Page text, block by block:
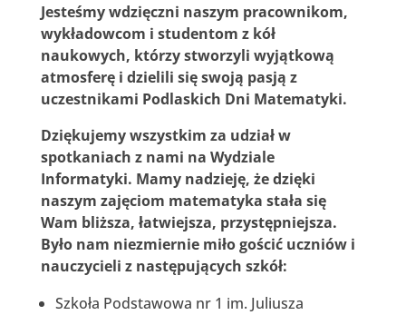
Jesteśmy wdzięczni naszym pracownikom,
wykładowcom i studentom z kół
naukowych, którzy stworzyli wyjątkową
atmosferę i dzielili się swoją pasją z
uczestnikami Podlaskich Dni Matematyki.
Dziękujemy wszystkim za udział w
spotkaniach z nami na Wydziale
Informatyki. Mamy nadzieję, że dzięki
naszym zajęciom matematyka stała się
Wam bliższa, łatwiejsza, przystępniejsza.
Było nam niezmiernie miło gościć uczniów i
nauczycieli z następujących szkół:
Szkoła Podstawowa nr 1 im. Juliusza